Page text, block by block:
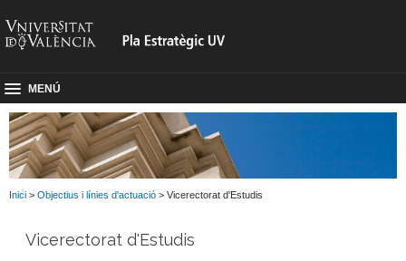
MENÚ
Inici > Objectius i línies d'actuació > Vicerectorat d'Estudis
Vicerectorat d'Estudis